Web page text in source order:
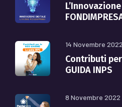
14 Novembre 2022
Contributi
GUIDA INPS
8 Novembre 2022